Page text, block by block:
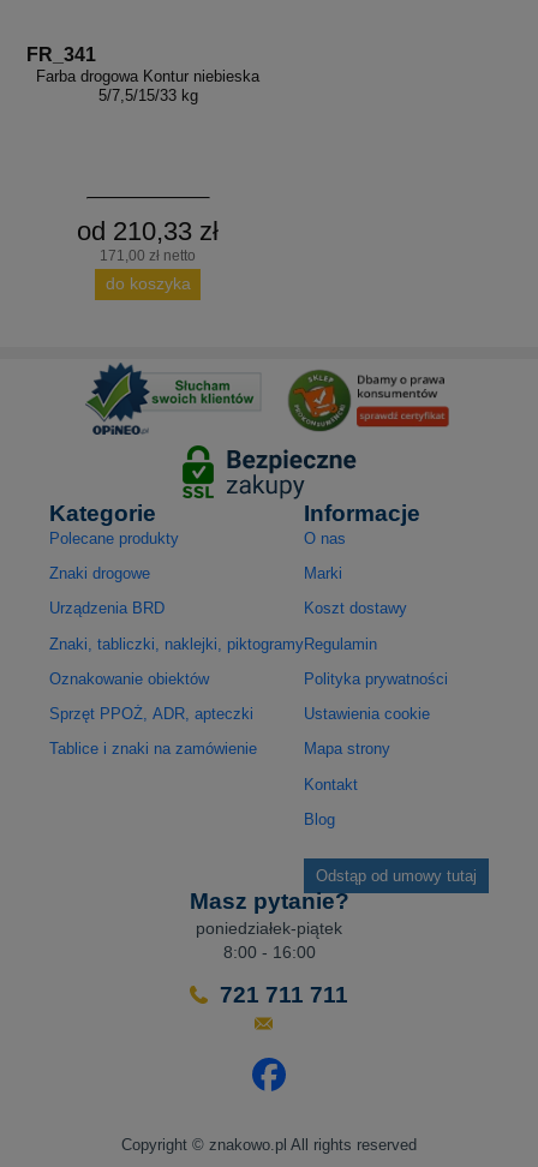
FR_341
Farba drogowa Kontur niebieska
5/7,5/15/33 kg
od 210,33 zł
171,00 zł netto
do koszyka
Kategorie
Polecane produkty
Znaki drogowe
Urządzenia BRD
Znaki, tabliczki, naklejki, piktogramy
Oznakowanie obiektów
Sprzęt PPOŻ, ADR, apteczki
Tablice i znaki na zamówienie
Informacje
O nas
Marki
Koszt dostawy
Regulamin
Polityka prywatności
Ustawienia cookie
Mapa strony
Kontakt
Blog
Odstąp od umowy tutaj
Masz pytanie?
poniedziałek-piątek
8:00 - 16:00
721 711 711
Odwiedź nasz profil na
Copyright © znakowo.pl All rights reserved